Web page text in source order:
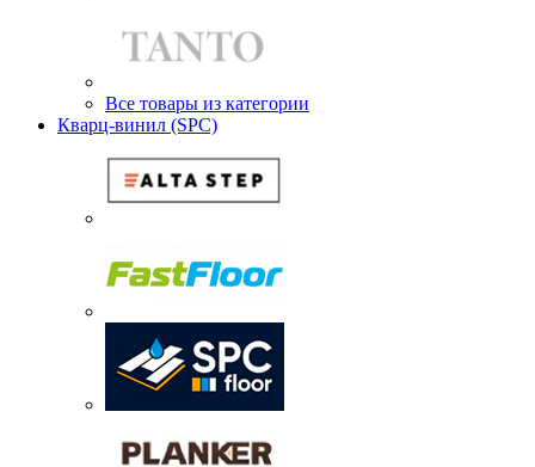
Все товары из категории
Кварц-винил (SPC)